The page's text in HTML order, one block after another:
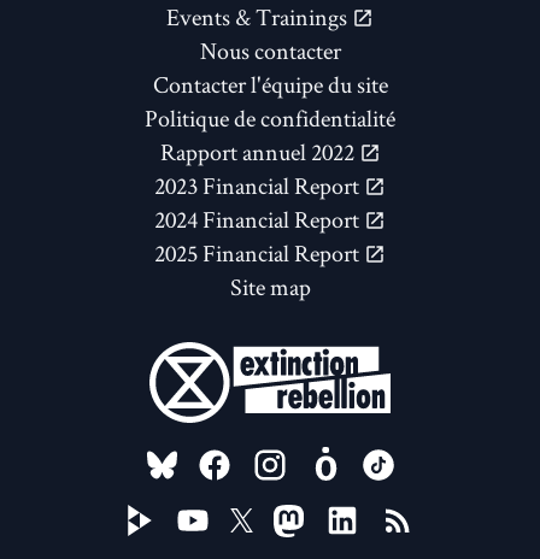
Events & Trainings
Nous contacter
Contacter l'équipe du site
Politique de confidentialité
Rapport annuel 2022
2023 Financial Report
2024 Financial Report
2025 Financial Report
Site map
FOLLOW US ON